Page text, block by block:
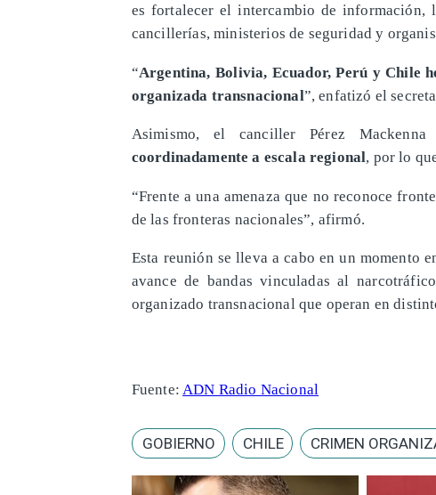
es fortalecer el intercambio de
cancillerías, ministerios de seguridad y
“Argentina, Bolivia, Ecuador, Perú y Chile
organizada transnacional”, enfatizó el
Asimismo, el canciller Pérez
coordinadamente a escala regional, por lo
“Frente a una amenaza que no reconoce
de las fronteras nacionales”, afirmó.
Esta reunión se lleva a cabo en un momento
avance de bandas vinculadas al
organizado transnacional que operan en
Fuente: ADN Radio Nacional
GOBIERNO CHILE CRIMEN